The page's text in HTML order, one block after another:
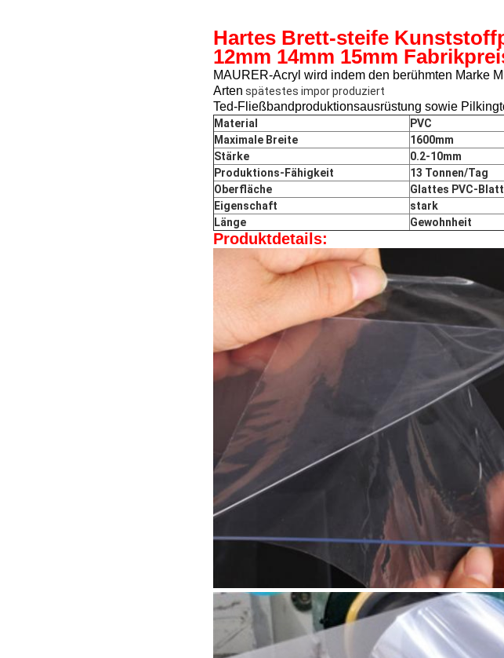
Hartes Brett-steife
12mm 14mm 15mm
MAURER-Acryl wird indem den berühmten Marke
Arten spätestes impor produziert
Ted-Fließbandproduktionsausrüstung sowie
Material
PVC
Maximale Breite
1600mm
Stärke
0.2-10mm
Produktions-Fähigkeit
13 Tonnen/Tag
Oberfläche
Glattes PVC-Blatt
Eigenschaft
stark
Länge
Gewohnheit
Produktdetails: